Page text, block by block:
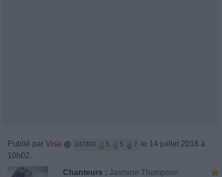
Publié par Visa 247834 5 5 7
le 14 juillet 2018 à
10h02.
Chanteurs : Jasmine Thompson